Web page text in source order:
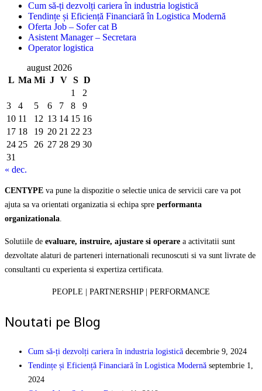
Cum să-ți dezvolți cariera în industria logistică
Tendințe și Eficiență Financiară în Logistica Modernă
Oferta Job – Sofer cat B
Asistent Manager – Secretara
Operator logistica
august 2026
L Ma Mi J V S D
1
2
3
4 5 6 7 8
9
10 11 12 13 14 15 16
17 18 19 20 21 22 23
24 25 26 27 28 29 30
31
« dec.
CENTYPE va pune la dispozitie o selectie unica de servicii care va pot
ajuta sa va orientati organizatia si echipa spre performanta
organizationala.
Solutiile de evaluare, instruire, ajustare si operare a activitatii sunt
dezvoltate alaturi de parteneri internationali recunoscuti si va sunt livrate de
consultanti cu experienta si expertiza certificata.
PEOPLE | PARTNERSHIP | PERFORMANCE
Noutati pe Blog
Cum să-ți dezvolți cariera în industria logistică decembrie 9, 2024
Tendințe și Eficiență Financiară în Logistica Modernă septembrie 1,
2024